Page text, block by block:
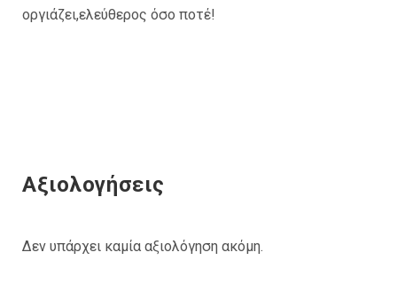
οργιάζει,ελεύθερος όσο ποτέ!
Αξιολογήσεις
Δεν υπάρχει καμία αξιολόγηση ακόμη.